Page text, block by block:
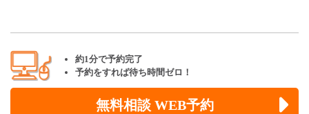
約1分で予約完了
予約をすれば待ち時間ゼロ！
無料相談 WEB予約